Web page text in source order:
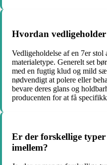
Hvordan
Vedligeholdelse af en 7er
materialetype. Generelt set
med en fugtig klud og mild
nødvendigt at polere eller
bevare deres glans og
producenten for at få
Er der forskellige
imellem?